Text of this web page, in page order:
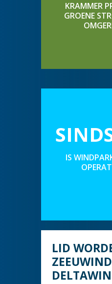
KRAMMER
GROENE
IS
LID